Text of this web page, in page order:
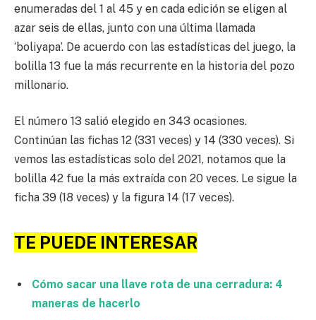
enumeradas del 1 al 45 y en cada edición se eligen al
azar seis de ellas, junto con una última llamada
‘boliyapa’. De acuerdo con las estadísticas del juego, la
bolilla 13 fue la más recurrente en la historia del pozo
millonario.
El número 13 salió elegido en 343 ocasiones.
Continúan las fichas 12 (331 veces) y 14 (330 veces). Si
vemos las estadísticas solo del 2021, notamos que la
bolilla 42 fue la más extraída con 20 veces. Le sigue la
ficha 39 (18 veces) y la figura 14 (17 veces).
TE PUEDE INTERESAR
Cómo sacar una llave rota de una cerradura: 4
maneras de hacerlo